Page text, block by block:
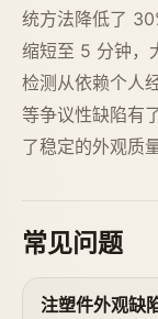
统方法降低了
缩短至 5 分钟，
检测从依赖个人
等争议性缺陷有
了稳定的外观质量
常见问题
注塑件外观缺